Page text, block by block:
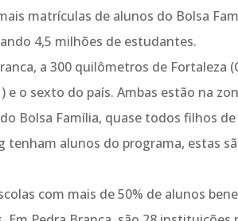
matrículas de alunos do Bolsa
4,5 milhões de estudantes.
a 300 quilômetros de Fortaleza
e o sexto do país. Ambas estão na
Bolsa Família, quase todos filhos
tenham alunos do programa, estas
com mais de 50% de alunos